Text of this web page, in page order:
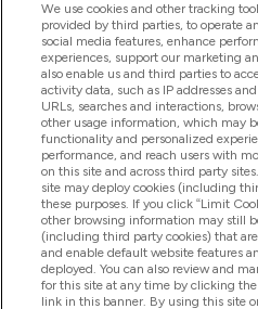
Βοήθεια & Πληροφορίες
Προϊόντα
Εταιρικές Πληροφορίες
Εκπτώσεις &
We use cookies and other tracking
provided by third parties, to operate
social media features, enhance
experiences, support our marketing
also enable us and third parties to
activity data, such as IP addresses
URLs, searches and interactions,
other usage information, which may
functionality and personalized
performance, and reach users with
on this site and across third party
site may deploy cookies (including
these purposes. If you click “Limit
other browsing information may still
(including third party cookies) that
and enable default website features
deployed. You can also review and
for this site at any time by clicking the
link in this banner. By using this site